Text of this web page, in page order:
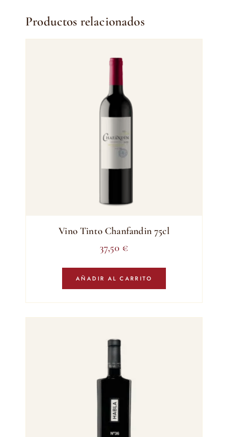
Productos relacionados
Vino Tinto Chanfandin 75cl
37,50 €
AÑADIR AL CARRITO